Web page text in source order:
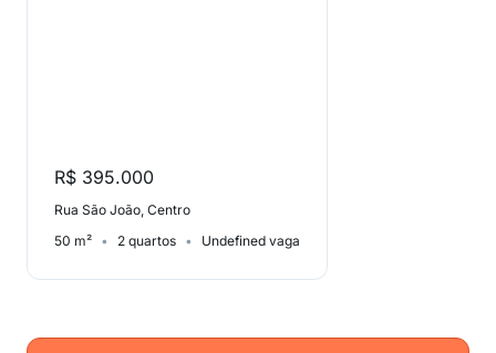
R$ 395.000
Rua São João, Centro
50 m²
2 quartos Undefined vaga